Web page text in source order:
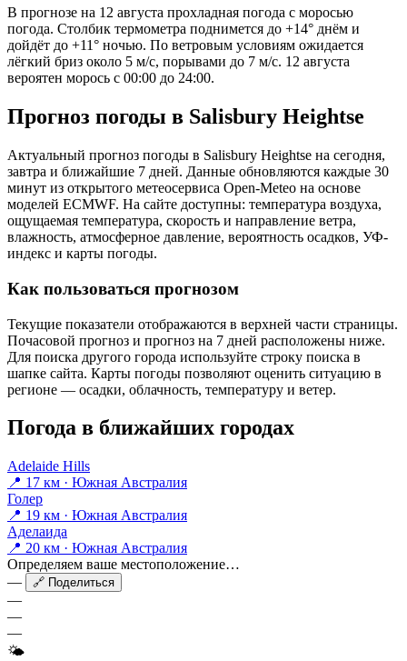
В прогнозе на 12 августа прохладная погода с моросью
погода. Столбик термометра поднимется до +14° днём и
дойдёт до +11° ночью. По ветровым условиям ожидается
лёгкий бриз около 5 м/с, порывами до 7 м/с. 12 августа
вероятен морось с 00:00 до 24:00.
Прогноз погоды в Salisbury Heightsе
Актуальный прогноз погоды в Salisbury Heightsе на сегодня,
завтра и ближайшие 7 дней. Данные обновляются каждые 30
минут из открытого метеосервиса Open-Meteo на основе
моделей ECMWF. На сайте доступны: температура воздуха,
ощущаемая температура, скорость и направление ветра,
влажность, атмосферное давление, вероятность осадков, УФ-
индекс и карты погоды.
Как пользоваться прогнозом
Текущие показатели отображаются в верхней части страницы.
Почасовой прогноз и прогноз на 7 дней расположены ниже.
Для поиска другого города используйте строку поиска в
шапке сайта. Карты погоды позволяют оценить ситуацию в
регионе — осадки, облачность, температуру и ветер.
Погода в ближайших городах
Adelaide Hills
📍 17 км · Южная Австралия
Голер
📍 19 км · Южная Австралия
Аделаида
📍 20 км · Южная Австралия
Определяем ваше местоположение…
—
🔗 Поделиться
—
—
—
🌤